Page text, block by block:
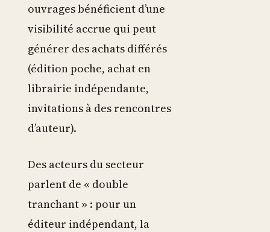
ouvrages bénéficient d’une
visibilité accrue qui peut
générer des achats différés
(édition poche, achat en
librairie indépendante,
invitations à des rencontres
d’auteur).
Des acteurs du secteur
parlent de « double
tranchant » : pour un
éditeur indépendant, la